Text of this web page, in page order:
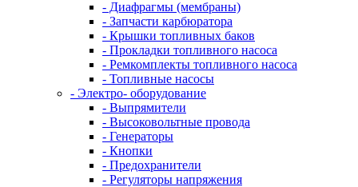
- Диафрагмы (мембраны)
- Запчасти карбюратора
- Крышки топливных баков
- Прокладки топливного насоса
- Ремкомплекты топливного насоса
- Топливные насосы
- Электро- оборудование
- Выпрямители
- Высоковольтные провода
- Генераторы
- Кнопки
- Предохранители
- Регуляторы напряжения